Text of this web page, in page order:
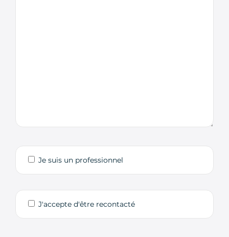
Je suis un professionnel
J'accepte d'être recontacté